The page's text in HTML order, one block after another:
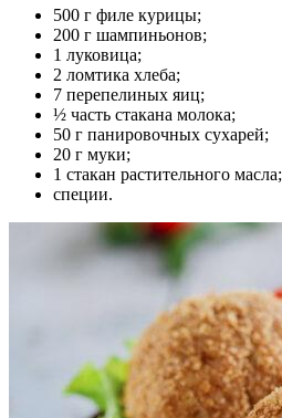
500 г филе курицы;
200 г шампиньонов;
1 луковица;
2 ломтика хлеба;
7 перепелиных яиц;
½ часть стакана молока;
50 г панировочных сухарей;
20 г муки;
1 стакан растительного масла;
специи.